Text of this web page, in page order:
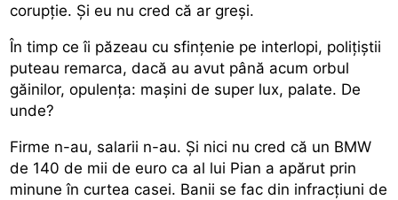
corupție. Și eu nu cred că ar greși.
În timp ce îi păzeau cu sfințenie pe interlopi, polițiștii
puteau remarca, dacă au avut până acum orbul
găinilor, opulența: mașini de super lux, palate. De
unde?
Firme n-au, salarii n-au. Și nici nu cred că un BMW
de 140 de mii de euro ca al lui Pian a apărut prin
minune în curtea casei. Banii se fac din infracțiuni de